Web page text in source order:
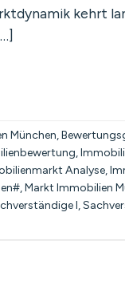
kehrt
München,
,
Analyse,
,Markt Immobilien
I,